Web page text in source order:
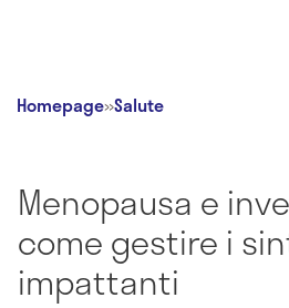
Homepage»Salute
Menopausa e
come gestire i
impattanti